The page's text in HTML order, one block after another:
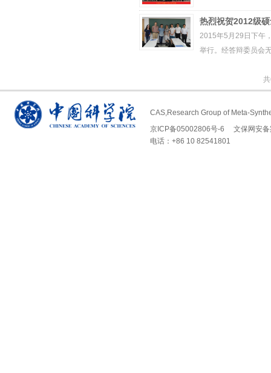
热烈祝贺2012级
2015年5月29日下午
举行。经答辩委员会
CAS,Research Group of Meta-
京ICP备05002806号-6 文保网安备
电话：+86 10 82541801